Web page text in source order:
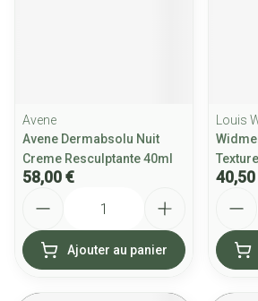
Avene
Avene Dermabsolu Nuit
Creme Resculptante 40ml
58,00 €
Ajouter au panier
Louis